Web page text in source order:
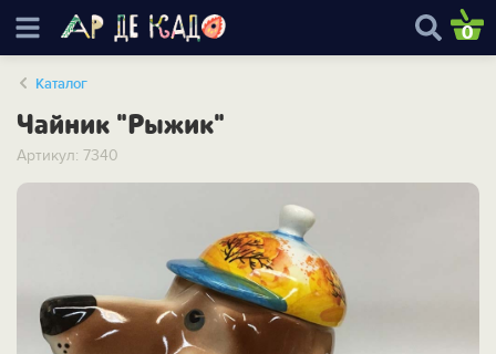
0
Каталог
Чайник "Рыжик"
Артикул: 7340